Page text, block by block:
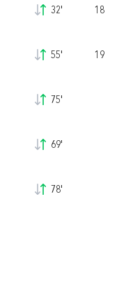
32'
55'
75'
69'
78'
18
19